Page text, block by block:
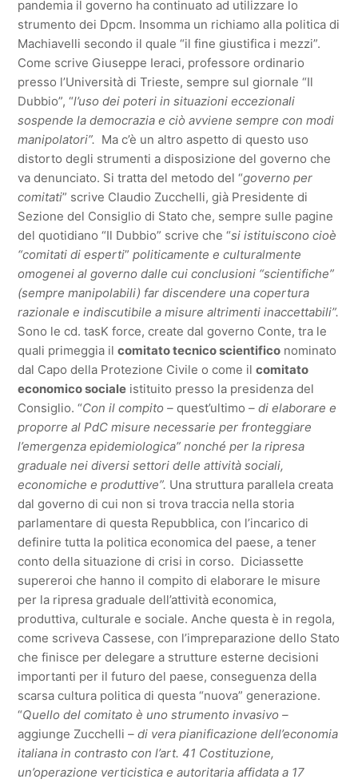
pandemia il governo ha continuato ad utilizzare lo
strumento dei Dpcm. Insomma un richiamo alla politica di
Machiavelli secondo il quale “il fine giustifica i mezzi”.
Come scrive Giuseppe Ieraci, professore ordinario
presso l’Università di Trieste, sempre sul giornale “Il
Dubbio”, “l’uso dei poteri in situazioni eccezionali
sospende la democrazia e ciò avviene sempre con modi
manipolatori”. Ma c’è un altro aspetto di questo uso
distorto degli strumenti a disposizione del governo che
va denunciato. Si tratta del metodo del “governo per
comitati” scrive Claudio Zucchelli, già Presidente di
Sezione del Consiglio di Stato che, sempre sulle pagine
del quotidiano “Il Dubbio” scrive che “si istituiscono cioè
“comitati di esperti”politicamente e culturalmente
omogenei al governo dalle cui conclusioni “scientifiche”
(sempre manipolabili) far discendere una copertura
razionale e indiscutibile a misure altrimenti inaccettabili”.
Sono le cd. tasK force, create dal governo Conte, tra le
quali primeggia ilcomitato tecnico scientifico nominato
dal Capo della Protezione Civile o come ilcomitato
economico sociale istituito presso la presidenza del
Consiglio. “Con il compito –quest’ultimo – di elaborare e
proporre al PdC misure necessarie per fronteggiare
l’emergenza epidemiologica” nonché per la ripresa
graduale nei diversi settori delle attività sociali,
economiche e produttive”. Una struttura parallela creata
dal governo di cui non si trova traccia nella storia
parlamentare di questa Repubblica, con l’incarico di
definire tutta la politica economica del paese, a tener
conto della situazione di crisi in corso. Diciassette
supereroi che hanno il compito di elaborare le misure
per la ripresa graduale dell’attività economica,
produttiva, culturale e sociale. Anche questa è in regola,
come scriveva Cassese, con l’impreparazione dello Stato
che finisce per delegare a strutture esterne decisioni
importanti per il futuro del paese, conseguenza della
scarsa cultura politica di questa “nuova” generazione.
“Quello del comitato è uno strumento invasivo –
aggiunge Zucchelli – di vera pianificazione dell’economia
italiana in contrasto con l’art. 41 Costituzione,
un’operazione verticistica e autoritaria affidata a 17